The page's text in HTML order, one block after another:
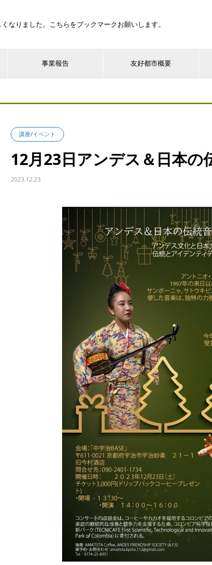
なりました。こちらをブックマークお願いします。
事業報告 友好都市概要
講座/イベント
12月23日アンデス＆日本の
2023.12.23